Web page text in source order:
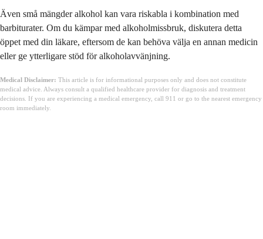
Även små mängder alkohol kan vara riskabla i kombination med
barbiturater. Om du kämpar med alkoholmissbruk, diskutera detta
öppet med din läkare, eftersom de kan behöva välja en annan medicin
eller ge ytterligare stöd för alkoholavvänjning.
Medical Disclaimer: This article is for informational purposes only and does not constitute
medical advice. Always consult a qualified healthcare provider for diagnosis and treatment
decisions. If you are experiencing a medical emergency, call 911 or go to the nearest emergency
room immediately.